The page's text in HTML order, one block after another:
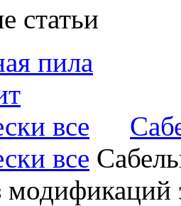
статьи
все